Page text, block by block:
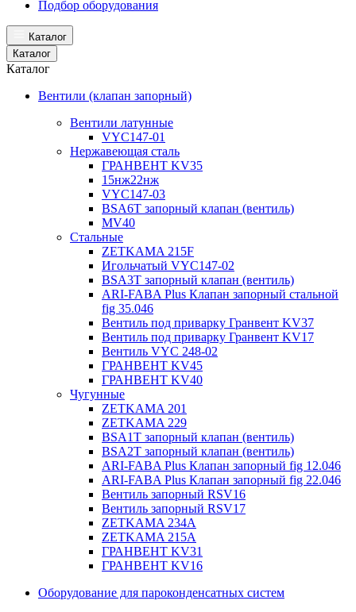
Подбор оборудования
Каталог
Каталог
Каталог
Вентили (клапан запорный)
Вентили латунные
VYC147-01
Нержавеющая сталь
ГРАНВЕНТ KV35
15нж22нж
VYC147-03
BSA6T запорный клапан (вентиль)
MV40
Стальные
ZETKAMA 215F
Игольчатый VYC147-02
BSA3T запорный клапан (вентиль)
ARI-FABA Plus Клапан запорный стальной
fig 35.046
Вентиль под приварку Гранвент KV37
Вентиль под приварку Гранвент KV17
Вентиль VYC 248-02
ГРАНВЕНТ KV45
ГРАНВЕНТ KV40
Чугунные
ZETKAMA 201
ZETKAMA 229
BSA1T запорный клапан (вентиль)
BSA2T запорный клапан (вентиль)
ARI-FABA Plus Клапан запорный fig 12.046
ARI-FABA Plus Клапан запорный fig 22.046
Вентиль запорный RSV16
Вентиль запорный RSV17
ZETKAMA 234A
ZETKAMA 215A
ГРАНВЕНТ KV31
ГРАНВЕНТ KV16
Оборудование для пароконденсатных систем